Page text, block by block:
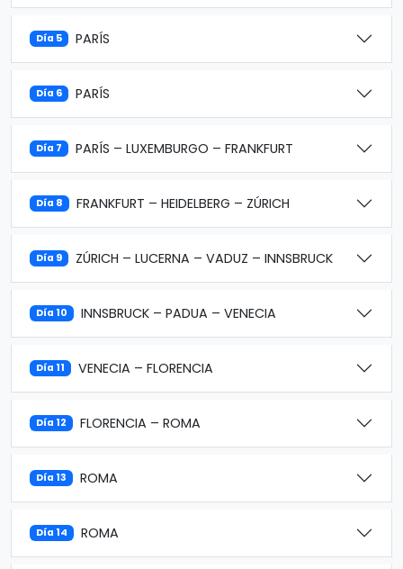
Día 5 PARÍS
Día 6 PARÍS
Día 7 PARÍS – LUXEMBURGO – FRANKFURT
Día 8 FRANKFURT – HEIDELBERG – ZÚRICH
Día 9 ZÚRICH – LUCERNA – VADUZ – INNSBRUCK
Día 10 INNSBRUCK – PADUA – VENECIA
Día 11 VENECIA – FLORENCIA
Día 12 FLORENCIA – ROMA
Día 13 ROMA
Día 14 ROMA